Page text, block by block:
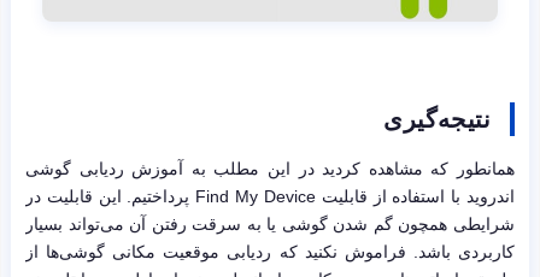
نتیجه‌گیری
همانطور که مشاهده کردید در این مطلب به آموزش ردیابی گوشی
اندروید با استفاده از قابلیت Find My Device پرداختیم. این قابلیت در
شرایطی همچون گم شدن گوشی یا به سرقت رفتن آن می‌تواند بسیار
کاربردی باشد. فراموش نکنید که ردیابی موقعیت مکانی گوشی‌ها از